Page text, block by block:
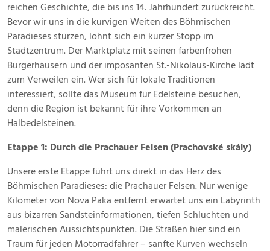
reichen Geschichte, die bis ins 14. Jahrhundert zurückreicht.
Bevor wir uns in die kurvigen Weiten des Böhmischen
Paradieses stürzen, lohnt sich ein kurzer Stopp im
Stadtzentrum. Der Marktplatz mit seinen farbenfrohen
Bürgerhäusern und der imposanten St.-Nikolaus-Kirche lädt
zum Verweilen ein. Wer sich für lokale Traditionen
interessiert, sollte das Museum für Edelsteine besuchen,
denn die Region ist bekannt für ihre Vorkommen an
Halbedelsteinen.
Etappe 1: Durch die Prachauer Felsen (Prachovské skály)
Unsere erste Etappe führt uns direkt in das Herz des
Böhmischen Paradieses: die Prachauer Felsen. Nur wenige
Kilometer von Nova Paka entfernt erwartet uns ein Labyrinth
aus bizarren Sandsteinformationen, tiefen Schluchten und
malerischen Aussichtspunkten. Die Straßen hier sind ein
Traum für jeden Motorradfahrer – sanfte Kurven wechseln